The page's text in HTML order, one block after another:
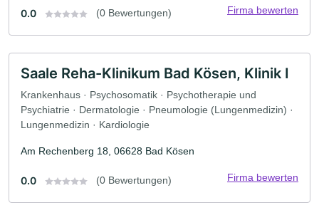
0.0 (0 Bewertungen) Firma bewerten
Saale Reha-Klinikum Bad Kösen, Klinik I
Krankenhaus · Psychosomatik · Psychotherapie und
Psychiatrie · Dermatologie · Pneumologie (Lungenmedizin) ·
Lungenmedizin · Kardiologie
Am Rechenberg 18, 06628 Bad Kösen
0.0 (0 Bewertungen) Firma bewerten